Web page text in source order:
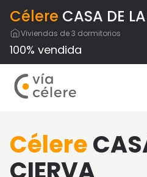
Célere CASA DE
Viviendas de 3 dormitorios
100% vendida
Célere